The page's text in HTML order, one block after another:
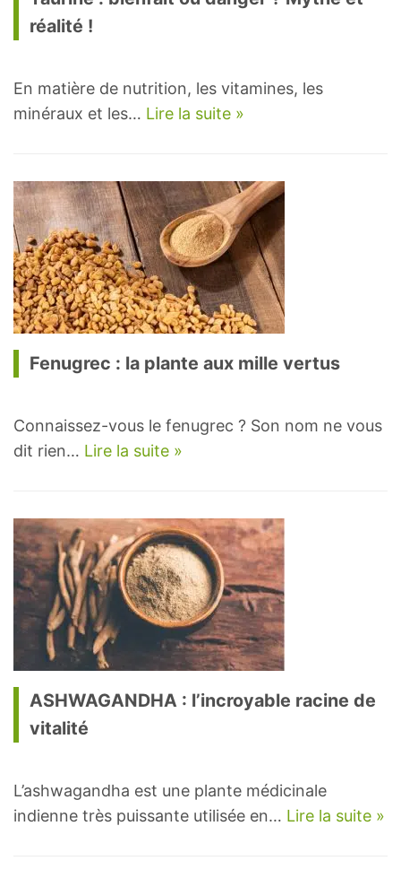
réalité !
En matière de nutrition, les vitamines, les
minéraux et les… Lire la suite »
Fenugrec : la plante aux mille vertus
Connaissez-vous le fenugrec ? Son nom ne vous
dit rien… Lire la suite »
ASHWAGANDHA : l’incroyable racine de
vitalité
L’ashwagandha est une plante médicinale
indienne très puissante utilisée en… Lire la suite »